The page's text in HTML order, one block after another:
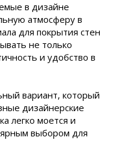
в дизайне
атмосферу в
для покрытия стен
не только
и удобство в
вариант, который
дизайнерские
легко моется и
выбором для